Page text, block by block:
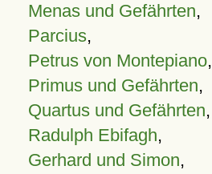
Menas und Gefährten,
Parcius,
Petrus von Montepiano,
Primus und Gefährten,
Quartus und Gefährten,
Radulph Ebifagh,
Gerhard und Simon,